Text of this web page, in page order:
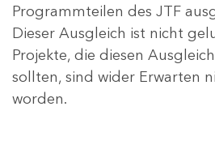
Programmteilen des JTF
Dieser Ausgleich ist nicht
Projekte, die diesen
sollten, sind wider Erwarten
worden.